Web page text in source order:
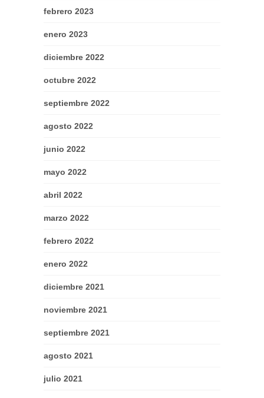
febrero 2023
enero 2023
diciembre 2022
octubre 2022
septiembre 2022
agosto 2022
junio 2022
mayo 2022
abril 2022
marzo 2022
febrero 2022
enero 2022
diciembre 2021
noviembre 2021
septiembre 2021
agosto 2021
julio 2021